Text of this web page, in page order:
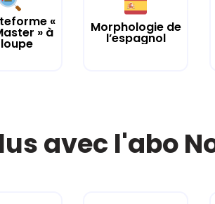
«
» à Morphologie de
l’espagnol
avec l'abo